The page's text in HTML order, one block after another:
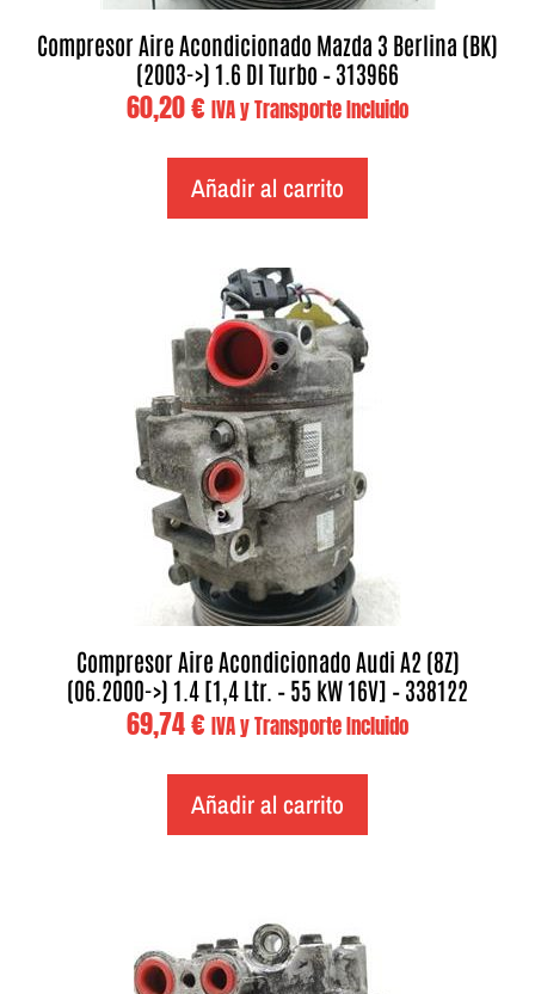
Compresor Aire Acondicionado Mazda 3 Berlina (BK)
(2003->) 1.6 DI Turbo – 313966
60,20€ IVA y Transporte Incluido
Añadir al carrito
Compresor Aire Acondicionado Audi A2 (8Z)
(06.2000->) 1.4 [1,4 Ltr. – 55 kW 16V] – 338122
69,74€ IVA y Transporte Incluido
Añadir al carrito